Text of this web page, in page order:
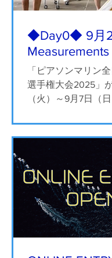
◆Day0◆ 9月2日 Event
Measurements
「ピアソンマリン
選手権大会2025」
（火）～9月7日（
されます。 北海道
各水域で予選を勝ち
生チーム、海外か
艇がエントリーし、